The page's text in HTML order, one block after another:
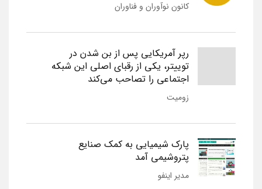
کانون نوآوران و فناوران
رپر آمریکایی پس از بن شدن در
توییتر، یکی از رقبای اصلی این شبکه
اجتماعی را تصاحب می‌کند
زومیت
پارک شیمیایی به کمک صنایع
پتروشیمی آمد
مدیر اینفو